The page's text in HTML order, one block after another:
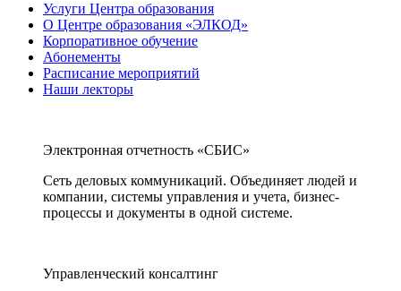
Услуги Центра образования
О Центре образования «ЭЛКОД»
Корпоративное обучение
Абонементы
Расписание мероприятий
Наши лекторы
Электронная отчетность «СБИС»
Сеть деловых коммуникаций. Объединяет людей и
компании, системы управления и учета, бизнес-
процессы и документы в одной системе.
Управленческий консалтинг